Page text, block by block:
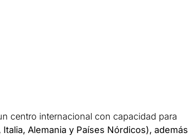
centro internacional con capacidad para
Alemania y Países Nórdicos), además